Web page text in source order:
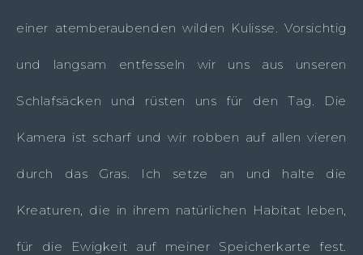
einer atemberaubenden wilden Kulisse. Vorsichtig
und langsam entfesseln wir uns aus unseren
Schlafsäcken und rüsten uns für den Tag. Die
Kamera ist scharf und wir robben auf allen vieren
durch das Gras. Ich setze an und halte die
Kreaturen, die in ihrem natürlichen Habitat leben,
für die Ewigkeit auf meiner Speicherkarte fest.